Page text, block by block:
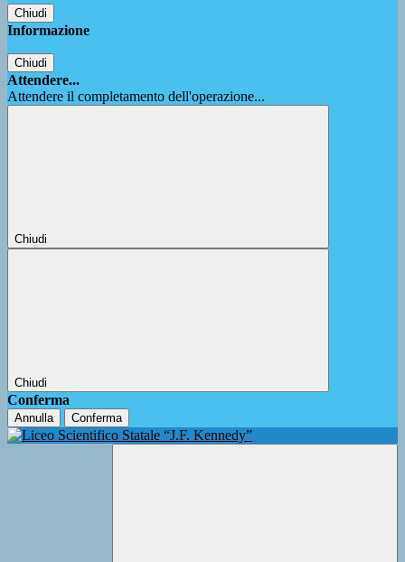
Chiudi
Informazione
Chiudi
Attendere...
Attendere il completamento dell'operazione...
Chiudi
Chiudi
Conferma
Annulla Conferma